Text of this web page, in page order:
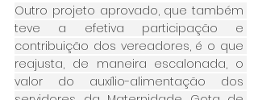
Outro projeto aprovado, que também
teve a efetiva participação e
contribuição dos vereadores, é o que
reajusta, de maneira escalonada, o
valor do auxílio-alimentação dos